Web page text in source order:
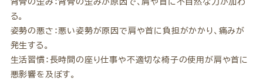
背骨の歪み：背骨の歪みが原因で、肩や首に不自然な力が加わ
る。
姿勢の悪さ：悪い姿勢が原因で肩や首に負担がかかり、痛みが
発生する。
生活習慣：長時間の座り仕事や不適切な椅子の使用が肩や首に
悪影響を及ぼす。